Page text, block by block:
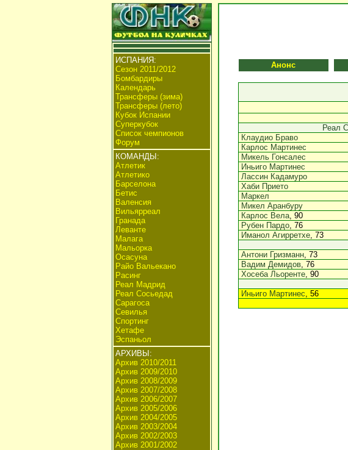
ИСПАНИЯ:
Сезон 2011/2012
Бомбардиры
Календарь
Трансферы (зима)
Трансферы (лето)
Кубок Испании
Суперкубок
Список чемпионов
Форум
КОМАНДЫ:
Атлетик
Атлетико
Барселона
Бетис
Валенсия
Вильярреал
Гранада
Леванте
Малага
Мальорка
Осасуна
Райо Вальекано
Расинг
Реал Мадрид
Реал Сосьедад
Сарагоса
Севилья
Спортинг
Хетафе
Эспаньол
АРХИВЫ:
Архив 2010/2011
Архив 2009/2010
Архив 2008/2009
Архив 2007/2008
Архив 2006/2007
Архив 2005/2006
Архив 2004/2005
Архив 2003/2004
Архив 2002/2003
Архив 2001/2002
Анонс
Реал
Клаудио Браво
Карлос Мартинес
Микель Гонсалес
Иньиго Мартинес
Лассин Кадамуро
Хаби Прието
Маркел
Микел Аранбуру
Карлос Вела, 90
Рубен Пардо, 76
Иманол Агирретхе, 73
Антони Гризманн, 73
Вадим Демидов, 76
Хосеба Льоренте, 90
Иньиго Мартинес, 56